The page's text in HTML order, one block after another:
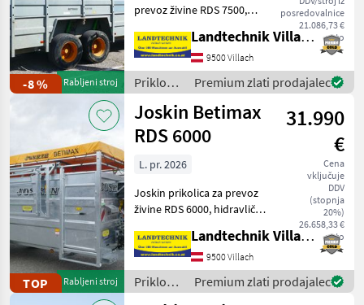
Kmetijska
tehnika
Priklopniki
Priklopnik
Za Prevoz
IZBERITE
KATEGORIJO
Joskin
Böckmann
Humbaur
-8 % Rabljeni stroj
posredovalnice
21.086,73 €
neto
prevoz živine RDS 7500,
tandemsko osjo, v celoti
pocinkana izvedba s tlemi iz
sintetične smole, enodelna
notranja pre
Landtechnik Villach GmbH
9500 Villach
Priklopniki
/ Joskin
Premium zlati prodajalec
TOP Rabljeni stroj
Joskin Betimax
RDS 6000
31.990
€
Cena
vključuje
DDV
(stopnja
20%)
26.658,33 €
neto
L. pr. 2026
Joskin prikolica za prevoz
živine RDS 6000, hidravlično
pocinkana izvedba s tlemi iz
sintetične smole, enodelna
notranja pregradna stena s
3 mož
Landtechnik Villach GmbH
9500 Villach
Priklopniki
/ Joskin
Premium zlati prodajalec